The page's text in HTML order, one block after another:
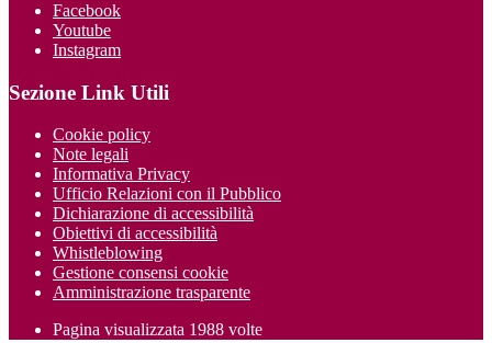
Facebook
Youtube
Instagram
Sezione Link Utili
Cookie policy
Note legali
Informativa Privacy
Ufficio Relazioni con il Pubblico
Dichiarazione di accessibilità
Obiettivi di accessibilità
Whistleblowing
Gestione consensi cookie
Amministrazione trasparente
Pagina visualizzata 1988 volte